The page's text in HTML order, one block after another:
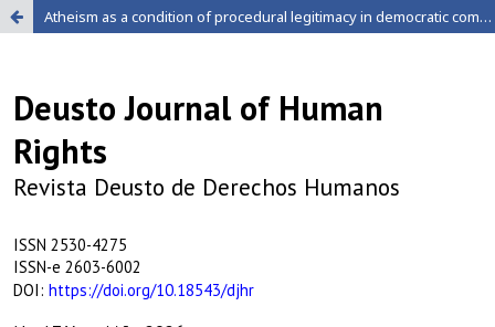
Atheism as a condition of procedural legitimacy in democratic community